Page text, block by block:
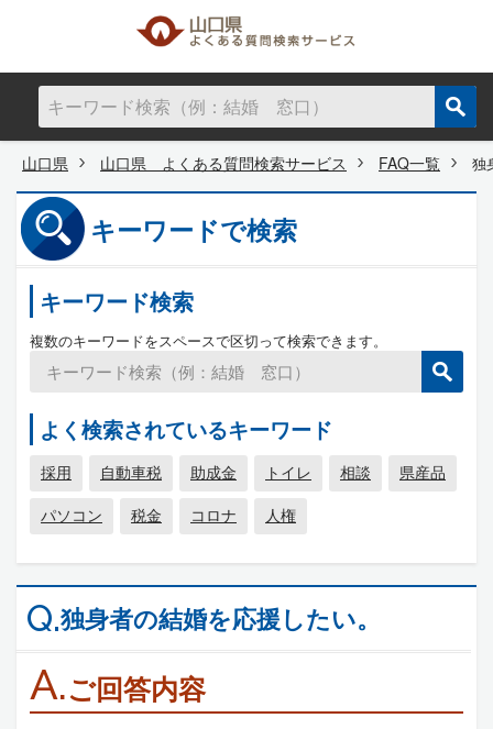
山口県 山口県 よくある質問検索サービス FAQ一覧 独
キーワードで検索
キーワード検索
複数のキーワードをスペースで区切って検索できます。
よく検索されているキーワード
採用 自動車税 助成金 トイレ 相談
県産品
パソコン
税金 コロナ 人権
Q.独身者の結婚を応援したい。
A.ご回答内容